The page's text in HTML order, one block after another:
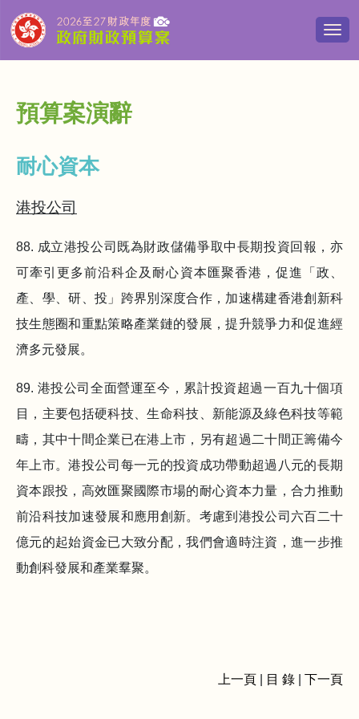
切
預算案演辭
耐心資本
港投公司
88. 成立港投公司既為財政儲備爭取中長期投資回報，亦
可牽引更多前沿科企及耐心資本匯聚香港，促進「政、
產、學、研、投」跨界別深度合作，加速構建香港創新科
技生態圈和重點策略產業鏈的發展，提升競爭力和促進經
濟多元發展。
89. 港投公司全面營運至今，累計投資超過一百九十個項
目，主要包括硬科技、生命科技、新能源及綠色科技等範
疇，其中十間企業已在港上市，另有超過二十間正籌備今
年上市。港投公司每一元的投資成功帶動超過八元的長期
資本跟投，高效匯聚國際市場的耐心資本力量，合力推動
前沿科技加速發展和應用創新。考慮到港投公司六百二十
億元的起始資金已大致分配，我們會適時注資，進一步推
動創科發展和產業羣聚。
上一頁 目 錄 下一頁